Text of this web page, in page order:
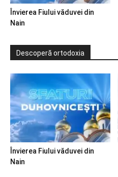
Învierea Fiului văduvei din
Nain
Descoperă ortodoxia
Învierea Fiului văduvei din
Nain